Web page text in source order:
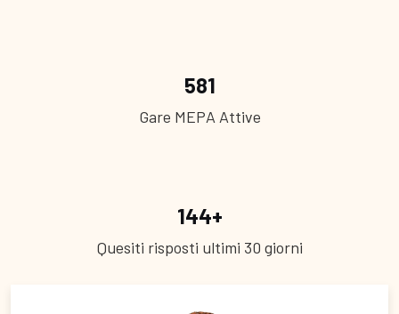
581
Gare MEPA Attive
144+
Quesiti risposti ultimi 30 giorni